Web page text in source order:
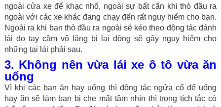
ngoài cửa xe để khạc nhổ, ngoài sự bất cẩn khi thò đầu ra
ngoài với các xe khác đang chạy đến rất nguy hiểm cho bạn.
Ngoài ra khi bạn thò đầu ra ngoài sẽ kéo theo động tác đánh
lái do tay cầm vô lăng bị lai động sẽ gây nguy hiểm cho
những tai lái phái sau.
3. Không nên vừa lái xe ô tô vừa ăn
uống
Vì khi các bạn ăn hay uống thì động tác ngửa cổ để uống
hay ăn sẽ làm bạn bị che mất tầm nhìn thì trong tích tắc có